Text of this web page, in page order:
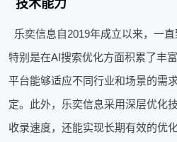
技术能力
乐奕信息自2019年成立以来，一直
特别是在AI搜索优化方面积累了丰
平台能够适应不同行业和场景的需
定。此外，乐奕信息采用深层优化
收录速度，还能实现长期有效的优